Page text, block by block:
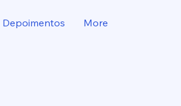
Depoimentos More